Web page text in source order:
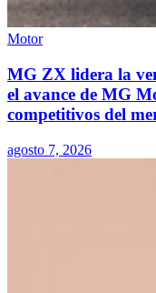
Motor
MG ZX lidera la
el avance de MG
competitivos del
agosto 7, 2026